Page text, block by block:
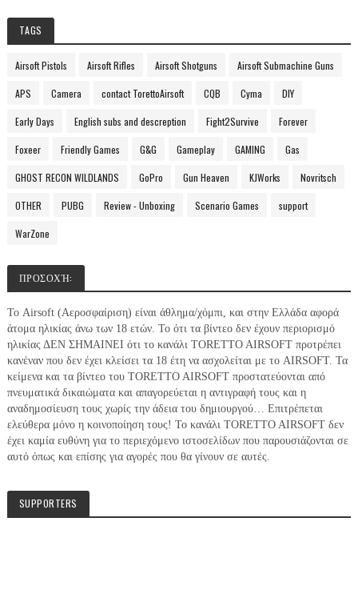
TAGS
Airsoft Pistols Airsoft Rifles Airsoft Shotguns Airsoft Submachine Guns
APS Camera contact TorettoAirsoft CQB Cyma DIY
Early Days English subs and descreption Fight2Survive Forever
Foxeer Friendly Games G&G Gameplay GAMING Gas
GHOST RECON WILDLANDS GoPro Gun Heaven KJWorks Novritsch
OTHER PUBG Review - Unboxing Scenario Games support
WarZone
ΠΡΟΣΟΧΉ:
Το Airsoft (Αεροσφαίριση) είναι άθλημα/χόμπι, και στην Ελλάδα αφορά
άτομα ηλικίας άνω των 18 ετών. Το ότι τα βίντεο δεν έχουν περιορισμό
ηλικίας ΔΕΝ ΣΗΜΑΙΝΕΙ ότι το κανάλι TORETTO AIRSOFT προτρέπει
κανέναν που δεν έχει κλείσει τα 18 έτη να ασχολείται με το AIRSOFT. Τα
κείμενα και τα βίντεο του TORETTO AIRSOFT προστατεύονται από
πνευματικά δικαιώματα και απαγορεύεται η αντιγραφή τους και η
αναδημοσίευση τους χωρίς την άδεια του δημιουργού… Επιτρέπεται
ελεύθερα μόνο η κοινοποίηση τους! Το κανάλι TORETTO AIRSOFT δεν
έχει καμία ευθύνη για το περιεχόμενο ιστοσελίδων που παρουσιάζονται σε
αυτό όπως και επίσης για αγορές που θα γίνουν σε αυτές.
SUPPORTERS